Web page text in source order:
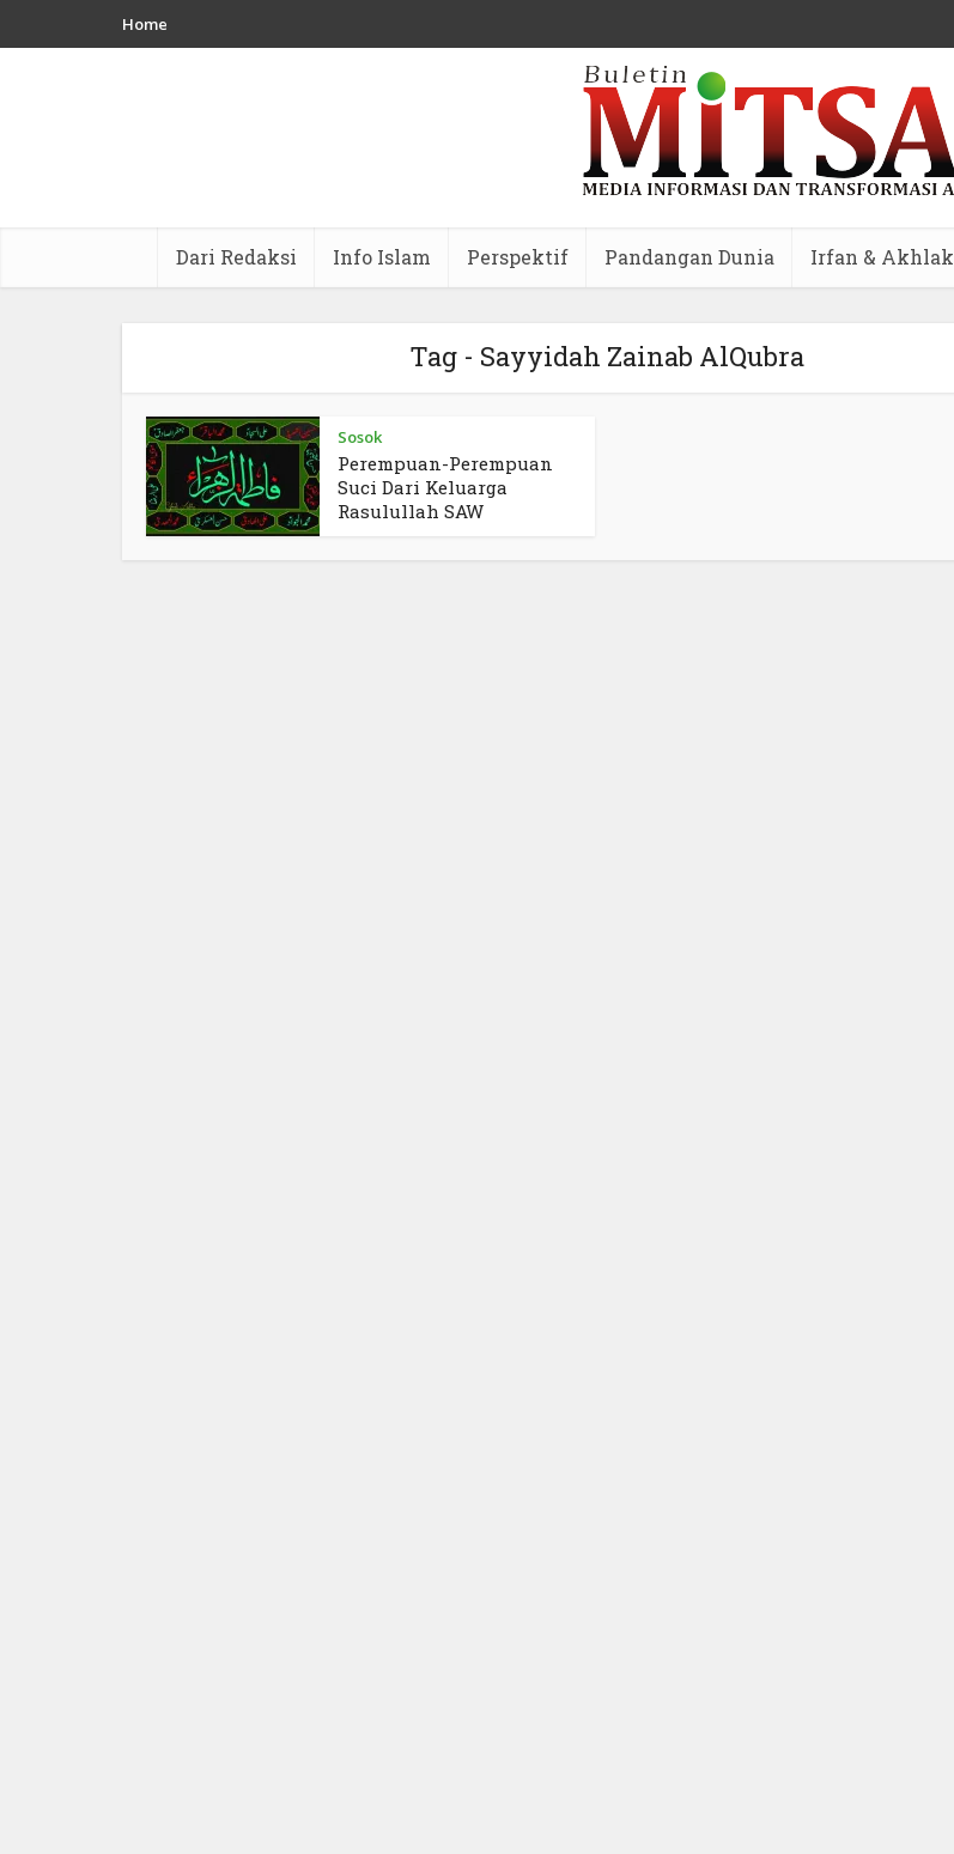
Home
Dari Redaksi Info Islam Perspektif Pandangan Dunia Irfan & Akhlak
Tag - Sayyidah Zainab AlQubra
Sosok
Perempuan-Perempuan
Suci Dari Keluarga
Rasulullah SAW